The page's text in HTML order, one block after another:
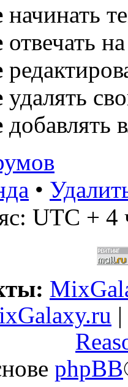
начинать
отвечать
удалять
добавлять
•
UTC + 4
|
phpBB